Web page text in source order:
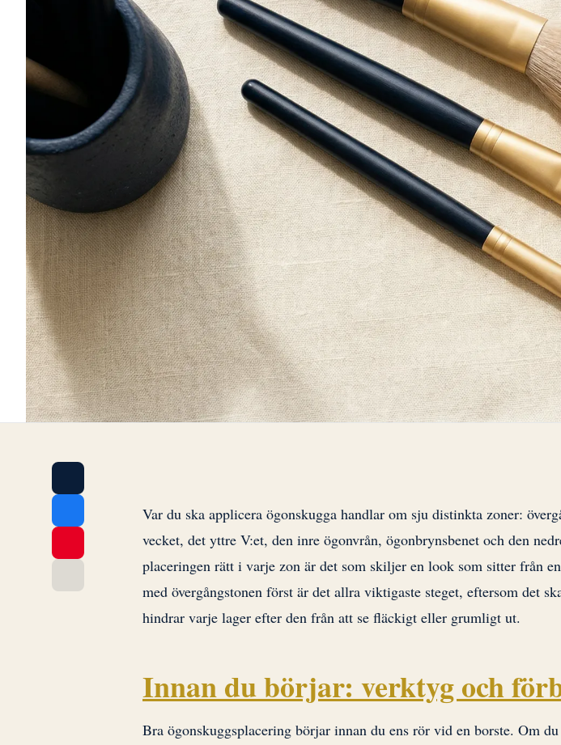
Var du ska applicera ögonskugga handlar om sju distinkta zoner:
vecket, det yttre V:et, den inre ögonvrån, ögonbrynsbenet och den
placeringen rätt i varje zon är det som skiljer en look som sitter från
med övergångstonen först är det allra viktigaste steget, eftersom det
hindrar varje lager efter den från att se fläckigt eller grumligt ut.
Innan du börjar: verktyg och
Bra ögonskuggsplacering börjar innan du ens rör vid en borste. Om